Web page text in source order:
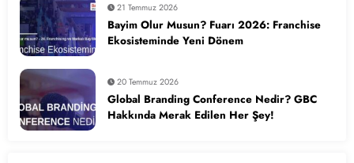
21 Temmuz 2026
Bayim Olur Musun? Fuarı 2026: Franchise
Ekosisteminde Yeni Dönem
20 Temmuz 2026
Global Branding Conference Nedir? GBC
Hakkında Merak Edilen Her Şey!